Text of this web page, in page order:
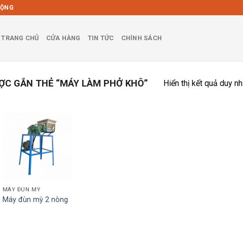
TRANG CHỦ CỬA HÀNG TIN TỨC CHÍNH SÁCH
GẮN THẺ “MÁY LÀM PHỞ KHÔ” Hiển thị kết quả duy
MÁY ĐÙN MỲ
Máy đùn mỳ 2 nòng